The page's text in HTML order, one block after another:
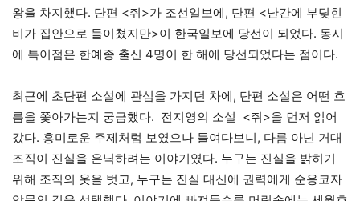
왕을 차지했다. 단편 <쥐>가 조선일보에, 단편 <난간에 부딪힌
비가 집안으로 들이쳤지만>이 한국일보에 당선이 되었다. 동시
에 특이점은 한예종 출신 4명이 한 해에 당선되었다는 점이다.
최근에 초단편 소설에 관심을 가지던 차에, 단편 소설은 어떤 흐
름을 쫓아가는지 궁금했다. 전지영의 소설 <쥐>을 먼저 읽어
갔다. 흥미로운 주제처럼 보였으나 들여다보니, 다름 아닌 거대
조직이 진실을 은닉하려는 이야기였다. 누구는 진실을 밝히기
위해 조직의 옷을 벗고, 누구는 진실 대신에 권력에게 순응코자